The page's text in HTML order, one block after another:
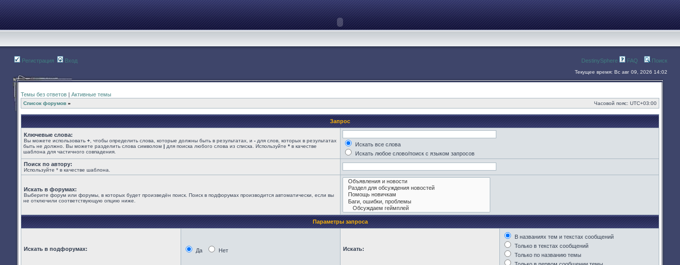
Регистрация Вход DestinySphere FAQ Поиск
Текущее время: Вс авг 09, 2026 14:02
Темы без ответов | Активные темы
Список форумов » Часовой пояс: UTC+03:00
Запрос
Ключевые слова:
Вы можете использовать + , чтобы определить слова, которые должны быть в результатах, и - для слов, которых в результатах
быть не должно. Вы можете разделить слова символом | для поиска любого слова из списка. Используйте * в качестве
шаблона для частичного совпадения.
Искать все слова
Искать любое слово/поиск с языком запросов
Поиск по автору:
Используйте * в качестве шаблона.
Искать в форумах:
Выберите форум или форумы, в которых будет произведён поиск. Поиск в подфорумах производится автоматически, если вы
не отключили соответствующую опцию ниже.
Параметры запроса
Искать в подфорумах: Да Нет Искать:
В названиях тем и текстах сообщений
Только в текстах сообщений
Только по названию темы